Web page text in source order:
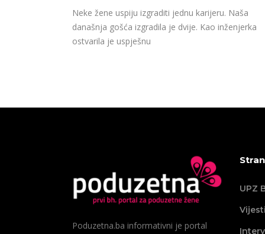
Neke žene uspiju izgraditi jednu karijeru. Naša
današnja gošća izgradila je dvije. Kao inženjerka
ostvarila je uspješnu
Poduzetna.ba informativni je portal
UPZ